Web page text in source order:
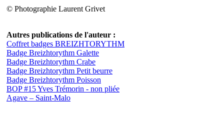
© Photographie Laurent Grivet
Autres publications de l'auteur :
Coffret badges BREIZHTORYTHM
Badge Breizhtorythm Galette
Badge Breizhtorythm Crabe
Badge Breizhtorythm Petit beurre
Badge Breizhtorythm Poisson
BOP #15 Yves Trémorin - non pliée
Agave – Saint-Malo